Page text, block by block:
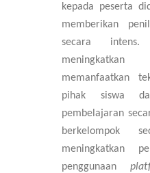
kepada peserta did
memberikan peni
secara intens.
meningkatkan
memanfaatkan te
pihak siswa da
pembel ajaran seca
berke lompok s
meningkatkan
penggunaanplat